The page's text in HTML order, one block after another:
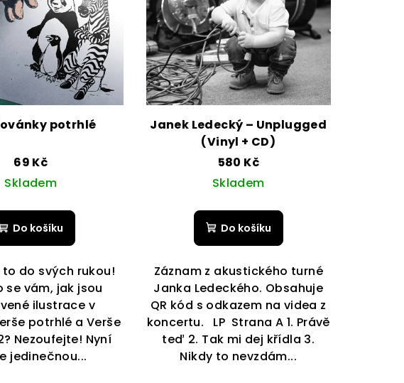
potrhlé
69 Kč
Skladem
Do košíku
to do svých rukou!
se vám, jak jsou
ilustrace v
potrhlé a Verše
Nezoufejte! Nyní
jedinečnou...
Janek Ledecký – Unplugged
(Vinyl + CD)
580 Kč
Skladem
Do košíku
Záznam z akustického turné
Janka Ledeckého. Obsahuje
QR kód s odkazem na videa z
koncertu. LP Strana A 1. Právě
teď 2. Tak mi dej křídla 3.
Nikdy to nevzdám...